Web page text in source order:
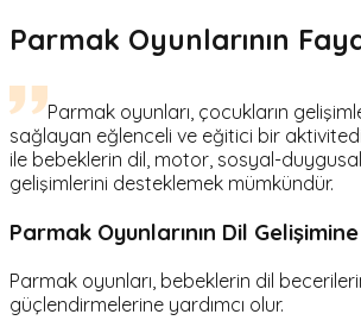
Parmak Oyunlarının
Parmak oyunları, çocukların
sağlayan eğlenceli ve eğitici bir
ile bebeklerin dil, motor, sosyal-
gelişimlerini desteklemek mümkündür.
Parmak Oyunlarının Dil
Parmak oyunları, bebeklerin dil
güçlendirmelerine yardımcı olur.